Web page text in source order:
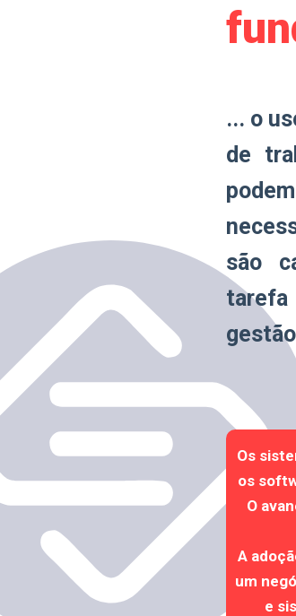
... o
de
são
Os
os
O
A
um
e